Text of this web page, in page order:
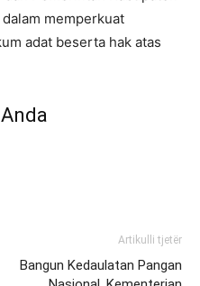
memperkuat
adat beserta hak atas
Artikulli tjetër
Bangun Kedaulatan Pangan